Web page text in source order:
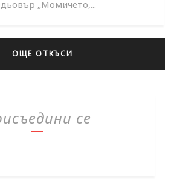
„Момичето,...
ОЩЕ ОТКЪСИ
се